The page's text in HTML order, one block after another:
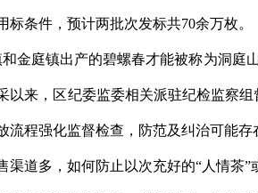
标条件，预计两批次发标共70余万枚。
金庭镇出产的碧螺春才能被称为洞
以来，区纪委监委相关派驻纪检监察
流程强化监督检查，防范及纠治可能
渠道多，如何防止以次充好的“人情茶”